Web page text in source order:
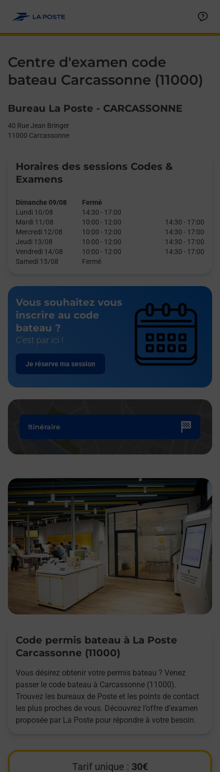
Centre d'examen code
bateau Carcassonne (11000)
Bureau La Poste - CARCASSONNE
40 Rue Jean Bringer
11000 Carcassonne
Horaires des sessions Codes &
Examens
Dimanche 09/08
Fermé
Lundi 10/08
14:30 - 17:00
Mardi 11/08
10:00 - 12:00 14:30 - 17:00
Mercredi 12/08
10:00 - 12:00 14:30 - 17:00
Jeudi 13/08
10:00 - 12:00 14:30 - 17:00
Vendredi 14/08
10:00 - 12:00 14:30 - 17:00
Samedi 15/08
Fermé
Vous souhaitez vous
inscrire au code
bateau ?
C'est par ici !
Je réserve ma session
Itinéraire
Code permis bateau à La Poste
Carcassonne (11000)
Vous désirez obtenir votre permis bateau ? Venez
passer le code bateau à Carcassonne (11000).
Trouvez les bureaux de Poste et les points de contact
les plus proches de vous. Découvrez l’offre d’examen
proposée par La Poste pour répondre à votre besoin.
Tarif unique : 30€